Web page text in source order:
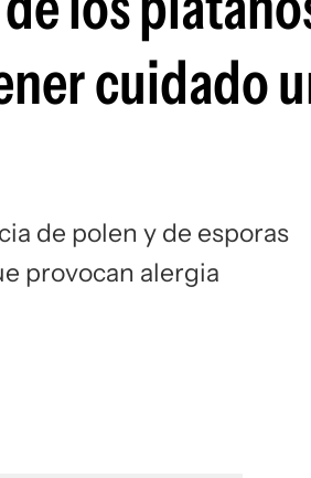
cuidado
de polen y de esporas
provocan alergia